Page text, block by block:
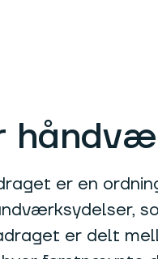
er en
er delt